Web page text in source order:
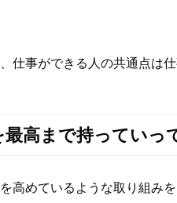
仕事ができる人の共通点は
高まで持っていっ
めているような取り組みを